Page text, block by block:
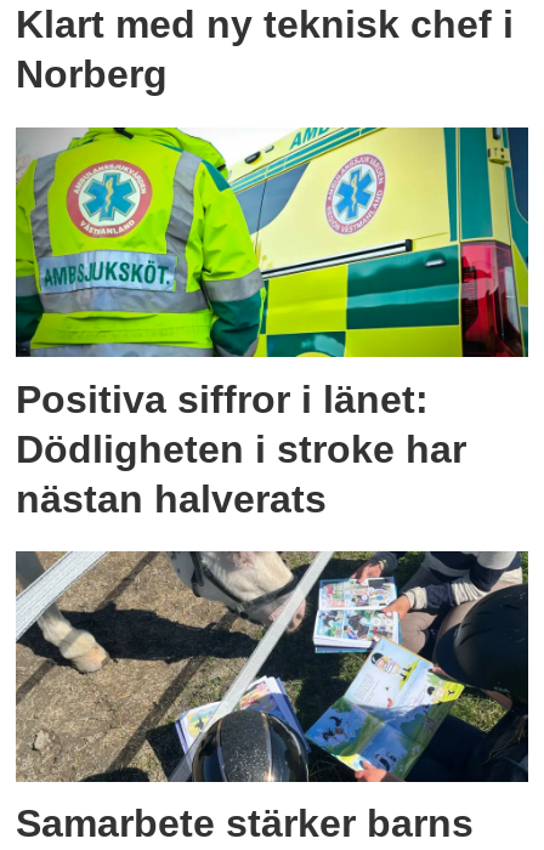
Klart med ny teknisk chef i
Norberg
Positiva siffror i länet:
Dödligheten i stroke har
nästan halverats
Samarbete stärker barns